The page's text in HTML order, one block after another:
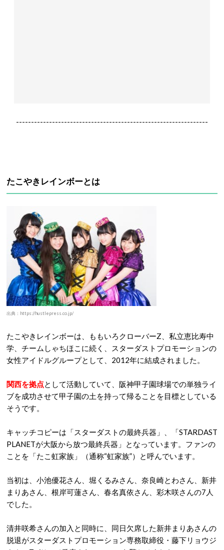
----------------------------------------------------------------
たこやきレインボーとは
出典：https://hustlepress.co.jp/
たこやきレインボーは、ももいろクローバーZ、私立恵比寿中
学、チームしゃちほこに続く、スターダストプロモーションの
女性アイドルグループとして、2012年に結成されました。
関西を拠点として活動していて、阪神甲子園球場での単独ライ
ブを成功させて甲子園の土を持って帰ることを目標としている
そうです。
キャッチコピーは「スターダストの最終兵器」、「STARDAST
PLANETが大阪から放つ最終兵器」となっています。ファンの
ことを「たこ虹家族」（通称“虹家族”）と呼んでいます。
当初は、小池優花さん、堀くるみさん、奈良崎とわさん、新井
まりあさん、根岸可蓮さん、春名真依さん、彩木咲さんの7人
でした。
清井咲希さんの加入と同時に、同日欠席した新井まりあさんの
脱退がスターダストプロモーション専務取締役・藤下リョウジ